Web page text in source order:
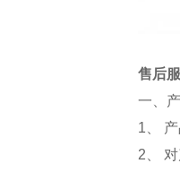
售后
一、
1、
2、